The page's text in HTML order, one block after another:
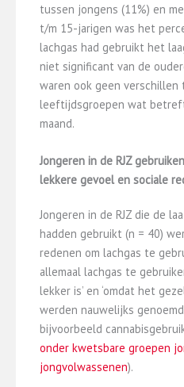
tussen jongens (11%) en
t/m 15-jarigen was het
lachgas had gebruikt het
niet significant van de
waren ook geen
leeftijdsgroepen wat
maand.
Jongeren in de RJZ
lekkere gevoel en sociale
Jongeren in de RJZ die de
hadden gebruikt (n = 40)
redenen om lachgas te
allemaal lachgas te
lekker is’ en ‘omdat het
werden nauwelijks
bijvoorbeeld
onder kwetsbare groepen
jongvolwassenen).